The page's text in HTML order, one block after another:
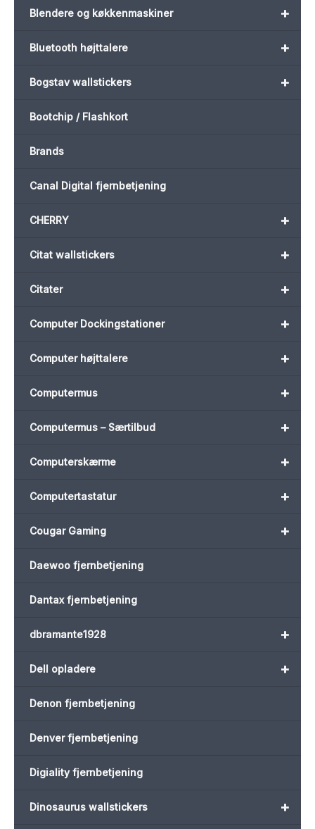
+
Blendere og køkkenmaskiner
+
Bluetooth højttalere
+
Bogstav wallstickers
Bootchip / Flashkort
Brands
Canal Digital fjernbetjening
+
CHERRY
+
Citat wallstickers
+
Citater
+
Computer Dockingstationer
+
Computer højttalere
+
Computermus
+
Computermus – Særtilbud
+
Computerskærme
+
Computertastatur
+
Cougar Gaming
Daewoo fjernbetjening
Dantax fjernbetjening
+
dbramante1928
+
Dell opladere
Denon fjernbetjening
Denver fjernbetjening
Digiality fjernbetjening
+
Dinosaurus wallstickers